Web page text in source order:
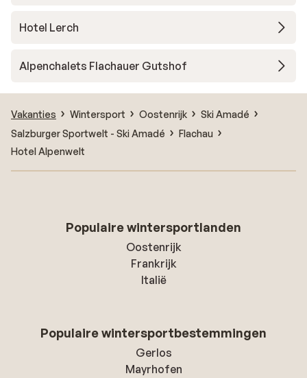
Hotel Lerch
Alpenchalets Flachauer Gutshof
Vakanties Wintersport Oostenrijk
Ski Amadé
Salzburger Sportwelt - Ski Amadé
Flachau
Hotel Alpenwelt
Populaire wintersportlanden
Oostenrijk
Frankrijk
Italië
Populaire wintersportbestemmingen
Gerlos
Mayrhofen